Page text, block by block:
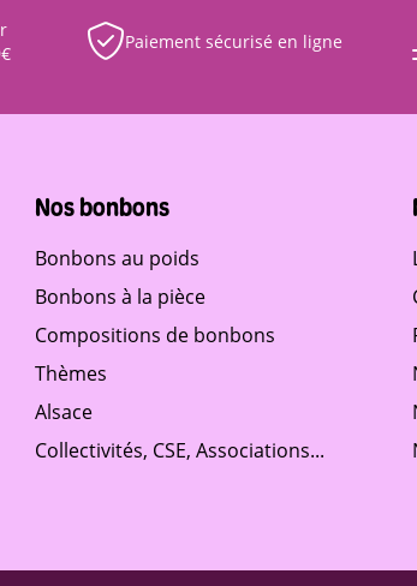
Paiement sécurisé en ligne
Nos bonbons
Bonbons au poids
Bonbons à la pièce
Compositions de bonbons
Thèmes
Alsace
Collectivités, CSE, Associations...